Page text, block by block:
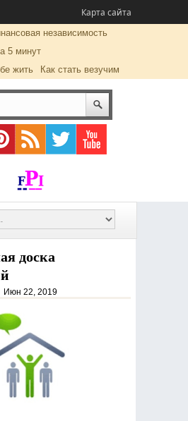
Карта сайта
независимость
5 минут
жить
Как стать везучим
доска
Июн 22, 2019